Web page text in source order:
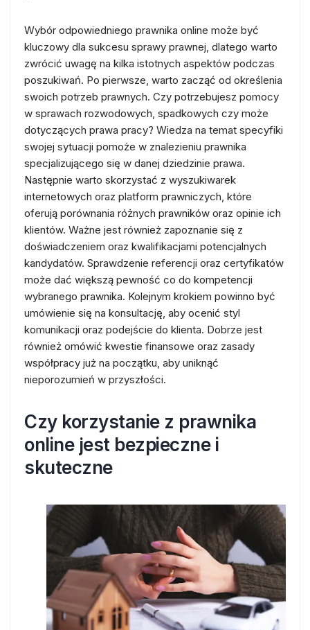
Wybór odpowiedniego prawnika online może być
kluczowy dla sukcesu sprawy prawnej, dlatego warto
zwrócić uwagę na kilka istotnych aspektów podczas
poszukiwań. Po pierwsze, warto zacząć od określenia
swoich potrzeb prawnych. Czy potrzebujesz pomocy
w sprawach rozwodowych, spadkowych czy może
dotyczących prawa pracy? Wiedza na temat specyfiki
swojej sytuacji pomoże w znalezieniu prawnika
specjalizującego się w danej dziedzinie prawa.
Następnie warto skorzystać z wyszukiwarek
internetowych oraz platform prawniczych, które
oferują porównania różnych prawników oraz opinie ich
klientów. Ważne jest również zapoznanie się z
doświadczeniem oraz kwalifikacjami potencjalnych
kandydatów. Sprawdzenie referencji oraz certyfikatów
może dać większą pewność co do kompetencji
wybranego prawnika. Kolejnym krokiem powinno być
umówienie się na konsultację, aby ocenić styl
komunikacji oraz podejście do klienta. Dobrze jest
również omówić kwestie finansowe oraz zasady
współpracy już na początku, aby uniknąć
nieporozumień w przyszłości.
Czy korzystanie z prawnika
online jest bezpieczne i
skuteczne